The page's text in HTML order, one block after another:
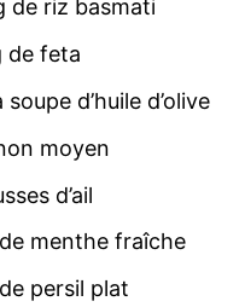
de riz basmati
de feta
soupe d’huile d’olive
moyen
d’ail
de menthe fraîche
de persil plat